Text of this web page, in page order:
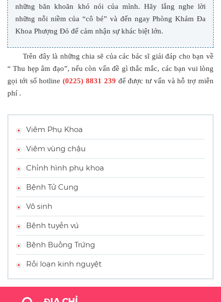
những băn khoăn khó nói của mình. Hãy lắng nghe lời
những nỗi niềm của “cô bé” và đến ngay Phòng Khám Đa
Khoa Phượng Đỏ để cảm nhận sự khác biệt lớn.
Trên đây là những chia sẽ của các bác sĩ giải đáp cho bạn về
“ Thu hẹp âm đạo”, nếu còn vấn đề gì thắc mắc, các bạn vui lòng
gọi tới số hotline(0225) 8831 239 để được tư vấn và hỗ trợ miễn
phí .
Viêm Phụ Khoa
Viêm vùng chậu
Chỉnh hình phụ khoa
Bệnh Tử Cung
Vô sinh
Bệnh tuyến vú
Bệnh Buồng Trứng
Rối loạn kinh nguyệt